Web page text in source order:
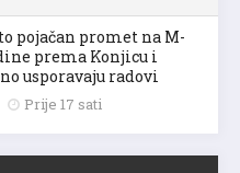
pojačan promet na M-
prema Konjicu i
usporavaju radovi
Prije 17 sati